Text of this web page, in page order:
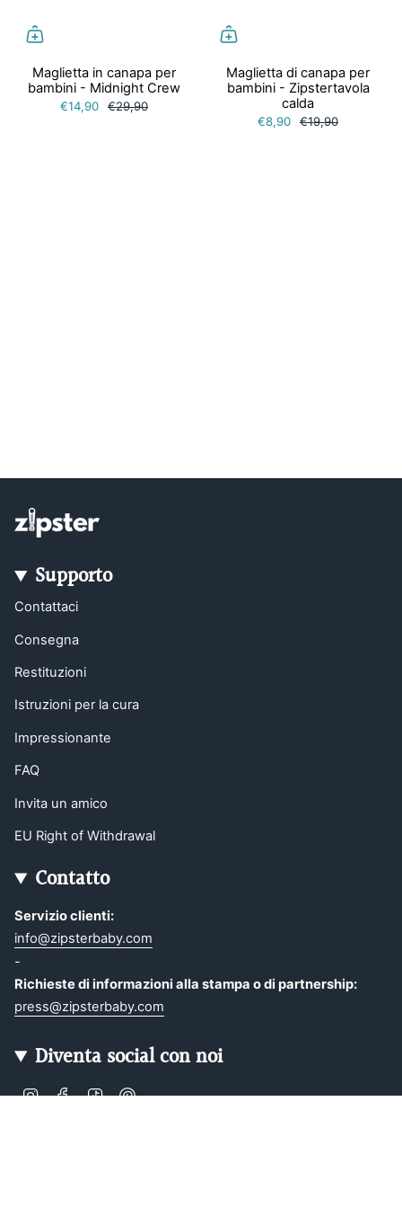
Maglietta in canapa per
bambini - Midnight Crew
€14,90 €29,90
Maglietta di canapa per
bambini - Zipstertavola
calda
€8,90 €19,90
Supporto
Contattaci
Consegna
Restituzioni
Istruzioni per la cura
Impressionante
FAQ
Invita un amico
EU Right of Withdrawal
Contatto
Servizio clienti:
info@zipsterbaby.com
-
Richieste di informazioni alla stampa o di partnership:
press@zipsterbaby.com
Diventa social con noi
InstagramFacebook
TikTokPinterest